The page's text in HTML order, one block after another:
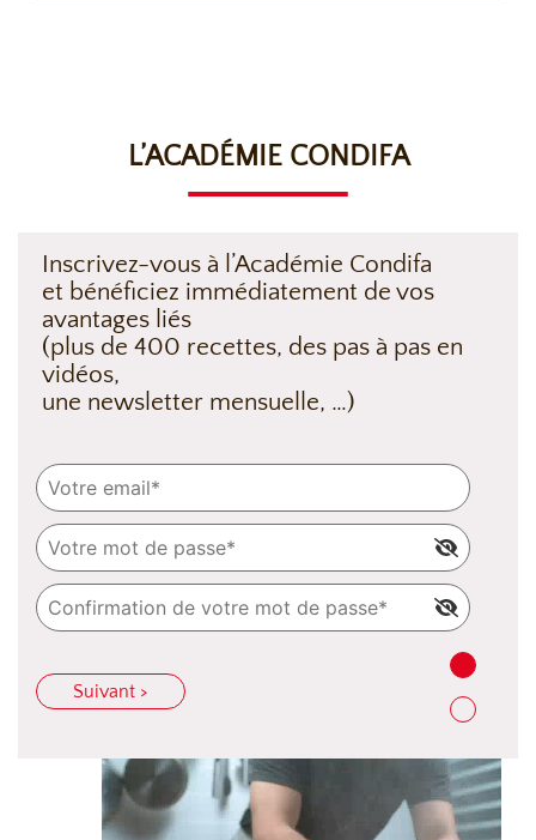
L’ACADÉMIE CONDIFA
Inscrivez-vous à l’Académie Condifa
et bénéficiez immédiatement de vos
avantages liés
(plus de 400 recettes, des pas à pas en
vidéos,
une newsletter mensuelle, …)
Suivant >